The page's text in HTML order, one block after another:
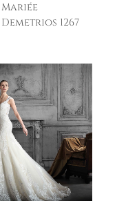
Mariée
Demetrios 1267